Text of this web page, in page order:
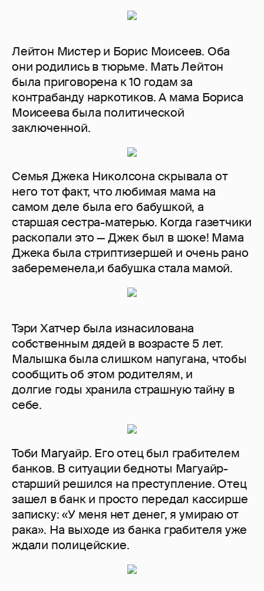
Лейтон Мистер и Борис Моисеев. Оба
они родились в тюрьме. Мать Лейтон
была приговорена к 10 годам за
контрабанду наркотиков. А мама Бориса
Моисеева была политической
заключенной.
Семья Джека Николсона скрывала от
него тот факт, что любимая мама на
самом деле была его бабушкой, а
старшая сестра-матерью. Когда газетчики
раскопали это — Джек был в шоке! Мама
Джека была стриптизершей и очень рано
забеременела,и бабушка стала мамой.
Тэри Хатчер была изнасилована
собственным дядей в возрасте 5 лет.
Малышка была слишком напугана, чтобы
сообщить об этом родителям, и
долгие годы хранила страшную тайну в
себе.
Тоби Магуайр. Его отец был грабителем
банков. В ситуации бедноты Магуайр-
старший решился на преступление. Отец
зашел в банк и просто передал кассирше
записку: «У меня нет денег, я умираю от
рака». На выходе из банка грабителя уже
ждали полицейские.